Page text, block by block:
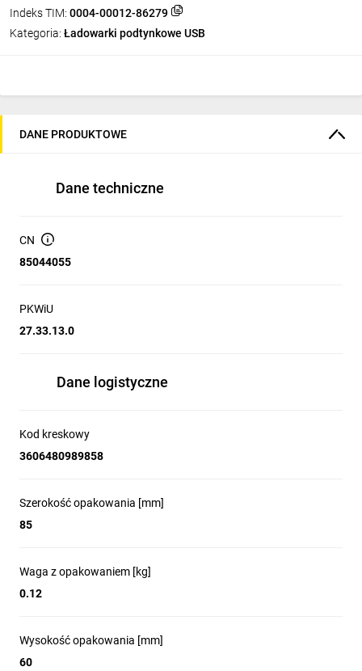
Indeks TIM: 0004-00012-86279
Kategoria: Ładowarki podtynkowe USB
DANE PRODUKTOWE
Dane techniczne
CN
85044055
PKWiU
27.33.13.0
Dane logistyczne
Kod kreskowy
3606480989858
Szerokość opakowania [mm]
85
Waga z opakowaniem [kg]
0.12
Wysokość opakowania [mm]
60